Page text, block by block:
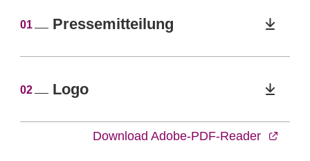
01 Pressemitteilung
02 Logo
Download Adobe-PDF-Reader